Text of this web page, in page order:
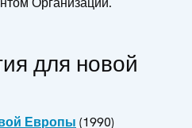
для новой
Европы (1990)